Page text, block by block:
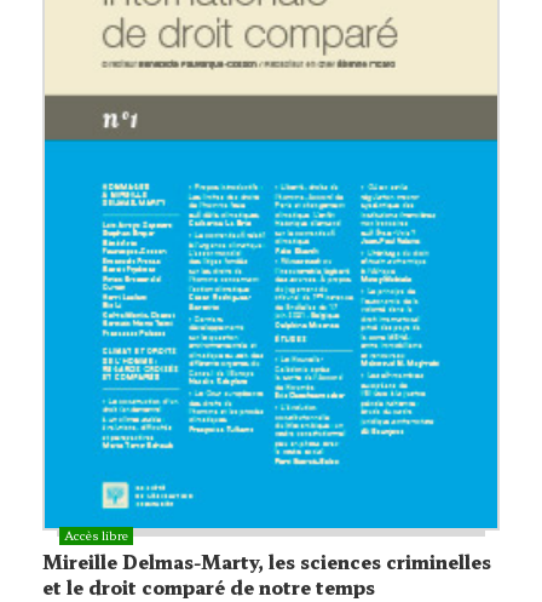
Mireille Delmas-Marty, les sciences criminelles
et le droit comparé de notre temps